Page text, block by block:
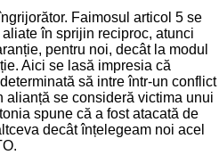
Faimosul articol 5 se
în sprijin reciproc, atunci
pentru noi, decât la modul
Aici se lasă impresia că
să intre într-un conflict
alianță se consideră victima unui
spune că a fost atacată de
decât înțelegeam noi acel